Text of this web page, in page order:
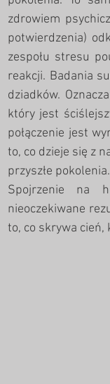
zdrowiem
potwierdzenia)
zespołu stresu
reakcji. Badania
dziadków.
który jest
połączenie jest
to, co dzieje się z
przyszłe pokolenia.
Spojrzenie na
nieoczekiwane
to, co skrywa